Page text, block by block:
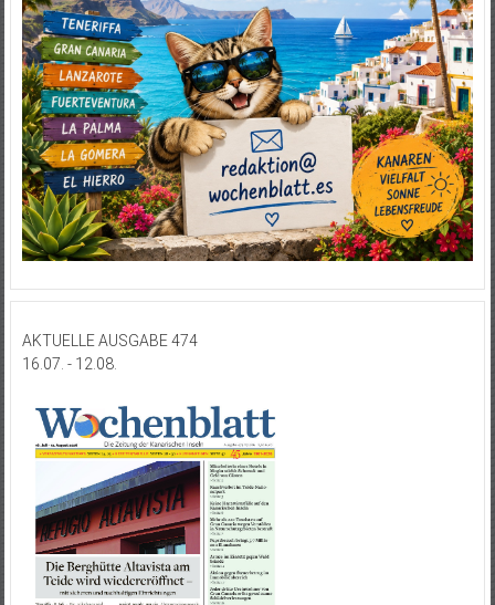
AKTUELLE AUSGABE 474
16.07. - 12.08.